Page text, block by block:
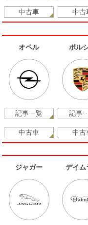
中古車 中古
オペル
記事一覧
中古車
ポル
記事
中古
ジャガー デイム